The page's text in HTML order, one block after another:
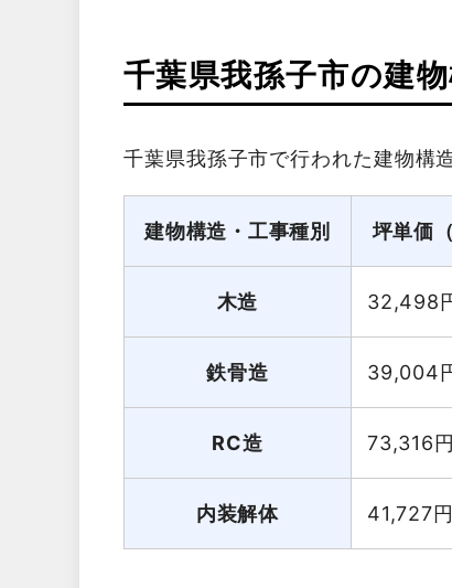
千葉県我孫子市の建
千葉県我孫子市で行われた建物構
建物構造・工事種別 坪単価
木造 32,498
鉄骨造 39,004
RC造 73,316円
内装解体 41,727円